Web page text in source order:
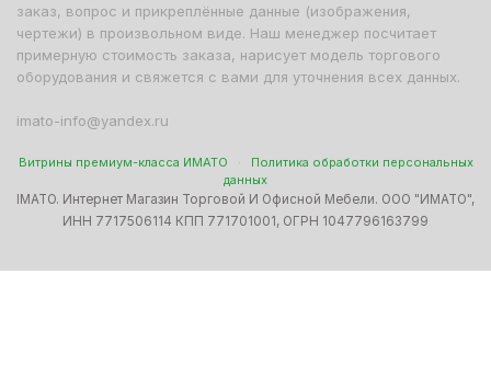
заказ, вопрос и прикреплённые данные (изображения,
чертежи) в произвольном виде. Наш менеджер посчитает
примерную стоимость заказа, нарисует модель торгового
оборудования и свяжется с вами для уточнения всех данных.
imato-info@yandex.ru
Витрины премиум-класса ИМАТО ·
Политика обработки персональных
данных
IMATO. Интернет Магазин Торговой И Офисной Мебели. ООО "ИМАТО",
ИНН 7717506114 КПП 771701001, ОГРН 1047796163799